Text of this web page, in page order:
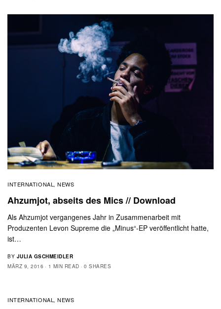
INTERNATIONAL ,NEWS
Ahzumjot, abseits des Mics // Download
Als Ahzumjot vergangenes Jahr in Zusammenarbeit mit
Produzenten Levon Supreme die „Minus“-EP veröffentlicht hatte,
ist…
BY JULIA GSCHMEIDLER
MÄRZ 9, 2016
1 MIN READ 0 SHARES
INTERNATIONAL ,NEWS